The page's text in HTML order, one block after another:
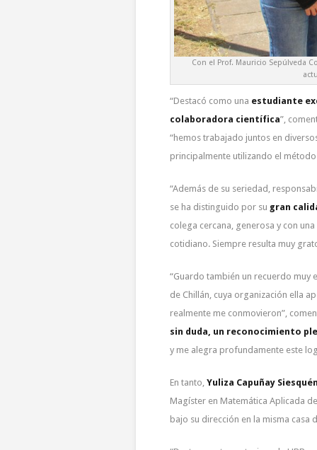
Con el Prof. Mauricio Sepúlveda
“Destacó como una estudiante
colaboradora científica”,
“hemos trabajado juntos en
principalmente utilizando el
“Además de su seriedad,
se ha distinguido por su gran
colega cercana, generosa y con
cotidiano. Siempre resulta muy
“Guardo también un recuerdo muy
de Chillán, cuya organización ella
realmente me conmovieron”,
sin duda, un reconocimiento
y me alegra profundamente este
En tanto, Yuliza Capuñay
Magíster en Matemática Aplicada
bajo su dirección en la misma casa